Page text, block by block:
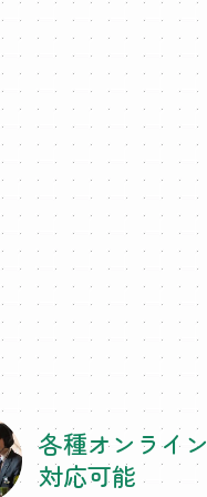
各種オンライン
対応可能